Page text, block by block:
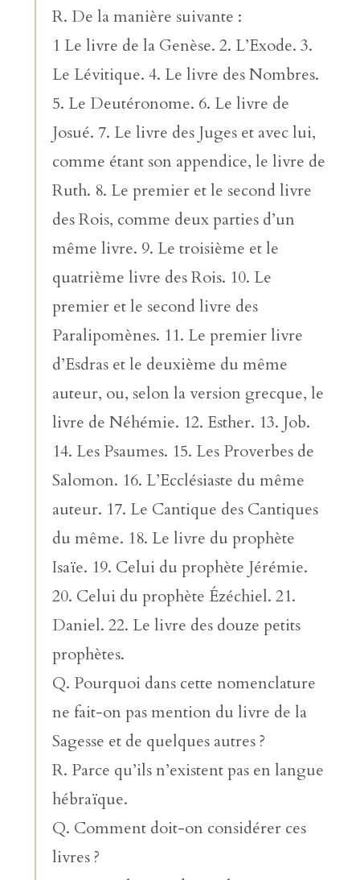
R. De la manière suivante :
1 Le livre de la Genèse. 2. L’Exode. 3.
Le Lévitique. 4. Le livre des Nombres.
5. Le Deutéronome. 6. Le livre de
Josué. 7. Le livre des Juges et avec lui,
comme étant son appendice, le livre de
Ruth. 8. Le premier et le second livre
des Rois, comme deux parties d’un
même livre. 9. Le troisième et le
quatrième livre des Rois. 10. Le
premier et le second livre des
Paralipomènes. 11. Le premier livre
d’Esdras et le deuxième du même
auteur, ou, selon la version grecque, le
livre de Néhémie. 12. Esther. 13. Job.
14. Les Psaumes. 15. Les Proverbes de
Salomon. 16. L’Ecclésiaste du même
auteur. 17. Le Cantique des Cantiques
du même. 18. Le livre du prophète
Isaïe. 19. Celui du prophète Jérémie.
20. Celui du prophète Ézéchiel. 21.
Daniel. 22. Le livre des douze petits
prophètes.
Q. Pourquoi dans cette nomenclature
ne fait-on pas mention du livre de la
Sagesse et de quelques autres ?
R. Parce qu’ils n’existent pas en langue
hébraïque.
Q. Comment doit-on considérer ces
livres ?